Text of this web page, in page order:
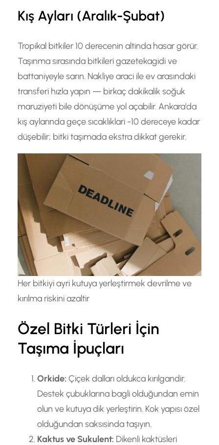
Kış Ayları (Aralık-Şubat)
Tropikal bitkiler 10 derecenin altinda hasar görür.
Taşınma sırasında bitkileri gazetekagidi ve
battaniyeyle sarın. Nakliye araci ile ev arasındaki
transferi hızla yapın — birkaç dakikalik soğuk
maruziyeti bile dönüşüme yol açabilir. Ankara’da
kış aylarında geçe sıcaklıklari -10 dereceye kadar
düşebilir; bitki taşımada ekstra dikkat gerekir.
Her bitkiyi ayri kutuya yerleştirmek devrilme ve
kırılma riskini azaltir
Özel Bitki Türleri İçin
Taşıma İpuçları
Orkide: Çiçek dalları oldukca kırılgandir.
Destek çubuklarına bagli olduğundan emin
olun ve kutuya dik yerleştirin. Kok yapısı özel
olduğundan saksısinda taşıyın.
Kaktus ve Sukulent: Dikenli kaktüsleri